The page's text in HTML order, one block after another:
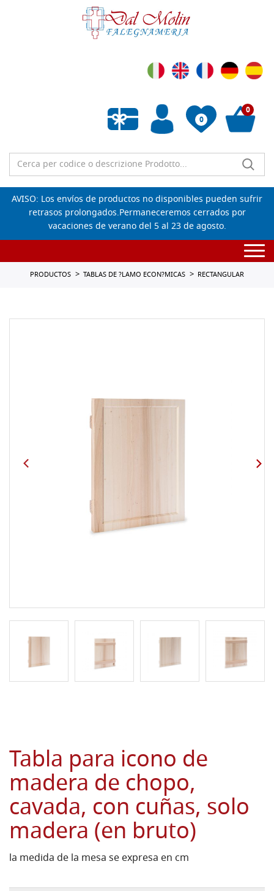
0
Lista de deseos vacía
0
AVISO: Los envíos de productos no disponibles pueden sufrir
retrasos prolongados.Permaneceremos cerrados por
vacaciones de verano del 5 al 23 de agosto.
PRODUCTOS TABLAS DE ?LAMO ECON?MICAS RECTANGULAR
Tabla para icono de
madera de chopo,
cavada, con cuñas, solo
madera (en bruto)
la medida de la mesa se expresa en cm